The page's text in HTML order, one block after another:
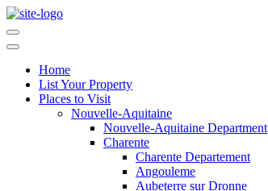
Home
List Your Property
Places to Visit
Nouvelle-Aquitaine
Nouvelle-Aquitaine Department
Charente
Charente Departement
Angouleme
Aubeterre sur Dronne